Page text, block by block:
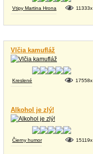
Vtipy Martina Hrona 11333x
Vlčia kamufláž
Kreslené 17558x
Alkohol je zlý!
Čierny humor 15119x